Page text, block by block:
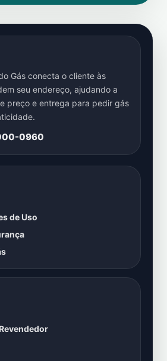
Gás conecta o cliente às
seu endereço, ajudando a
preço e entrega para pedir gás
0960
de Uso